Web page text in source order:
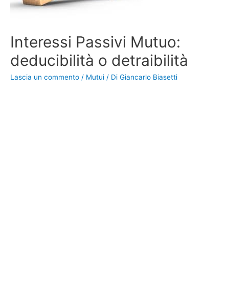
Interessi Passivi Mutuo:
deducibilità o detraibilità
Lascia un commento / Mutui / Di Giancarlo Biasetti